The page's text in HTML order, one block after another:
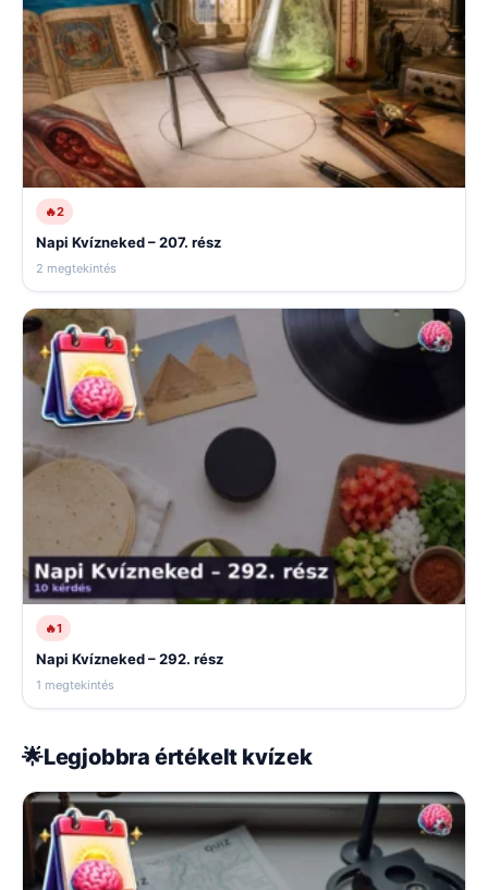
🔥2
Napi Kvízneked – 207. rész
2 megtekintés
🔥1
Napi Kvízneked – 292. rész
1 megtekintés
🌟Legjobbra értékelt kvízek